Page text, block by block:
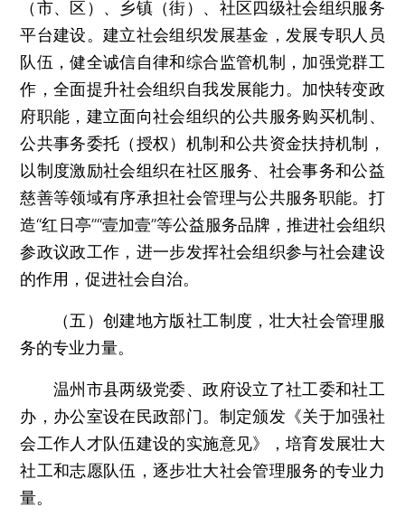
（市、区）、乡镇（街）、社区四级社会组织服务
平台建设。建立社会组织发展基金，发展专职人员
队伍，健全诚信自律和综合监管机制，加强党群工
作，全面提升社会组织自我发展能力。加快转变政
府职能，建立面向社会组织的公共服务购买机制、
公共事务委托（授权）机制和公共资金扶持机制，
以制度激励社会组织在社区服务、社会事务和公益
慈善等领域有序承担社会管理与公共服务职能。打
造“红日亭”“壹加壹”等公益服务品牌，推进社会组织
参政议政工作，进一步发挥社会组织参与社会建设
的作用，促进社会自治。
（五）创建地方版社工制度，壮大社会管理服
务的专业力量。
温州市县两级党委、政府设立了社工委和社工
办，办公室设在民政部门。制定颁发《关于加强社
会工作人才队伍建设的实施意见》，培育发展壮大
社工和志愿队伍，逐步壮大社会管理服务的专业力
量。